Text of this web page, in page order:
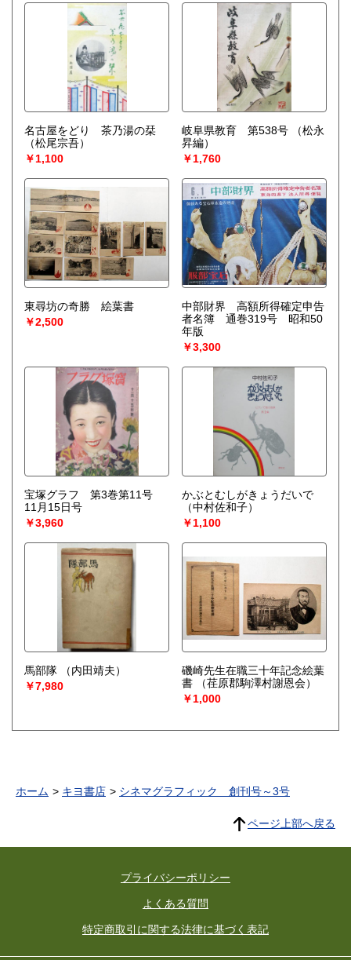
名古屋をどり 茶乃湯の栞
（松尾宗吾）
￥1,100
岐阜県教育 第538号
（松永
昇編）
￥1,760
東尋坊の奇勝 絵葉書
￥2,500
中部財界 高額所得確定申告
者名簿 通巻319号 昭和50
年版
￥3,300
宝塚グラフ 第3巻第11号
11月15日号
￥3,960
かぶとむしがきょうだいで
（中村佐和子）
￥1,100
馬部隊
（内田靖夫）
￥7,980
磯崎先生在職三十年記念絵葉
書
（荏原郡駒澤村謝恩会）
￥1,000
ホーム キヨ書店 シネマグラフィック 創刊号～3号
ページ上部へ戻る
プライバシーポリシー
よくある質問
特定商取引に関する法律に基づく表記